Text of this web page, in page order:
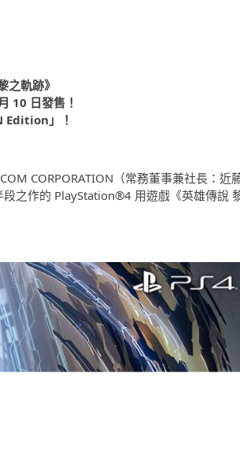
軌跡》
10 日發售！
Edition」！
CORPORATION（常務董事兼社長：近
之作的 PlayStation®4 用遊戲《英雄傳說